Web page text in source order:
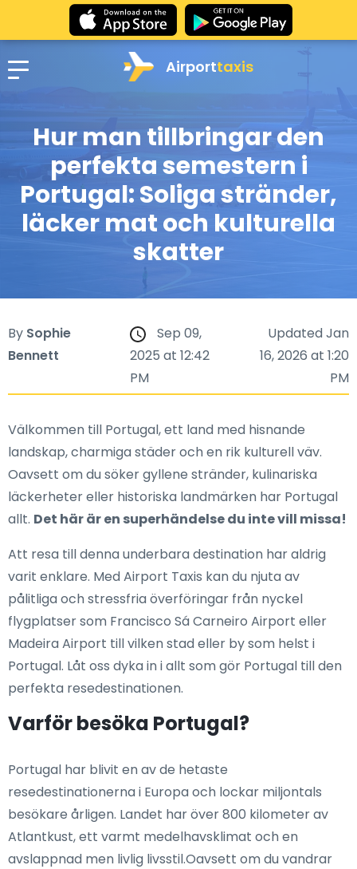
Airporttaxis
Hur man tillbringar den
perfekta semestern i
Portugal: Soliga stränder,
läcker mat och kulturella
skatter
By Sophie
Bennett
Sep 09,
2025 at 12:42
PM
Updated Jan
16, 2026 at 1:20
PM
Välkommen till Portugal, ett land med hisnande
landskap, charmiga städer och en rik kulturell väv.
Oavsett om du söker gyllene stränder, kulinariska
läckerheter eller historiska landmärken har Portugal
allt. Det här är en superhändelse du inte vill missa!
Att resa till denna underbara destination har aldrig
varit enklare. Med Airport Taxis kan du njuta av
pålitliga och stressfria överföringar från nyckel
flygplatser som Francisco Sá Carneiro Airport eller
Madeira Airport till vilken stad eller by som helst i
Portugal. Låt oss dyka in i allt som gör Portugal till den
perfekta resedestinationen.
Varför besöka Portugal?
Portugal har blivit en av de hetaste
resedestinationerna i Europa och lockar miljontals
besökare årligen. Landet har över 800 kilometer av
Atlantkust, ett varmt medelhavsklimat och en
avslappnad men livlig livsstil.Oavsett om du vandrar